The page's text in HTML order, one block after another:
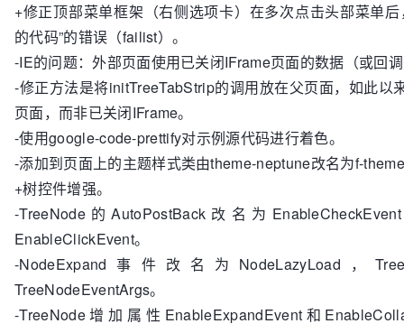
+修正顶部菜单框架（右侧选项卡）在多次点击头部菜单
的代码”的错误（failist）。
-IE的问题：外部页面使用已关闭IFrame页面的数据（或回
-修正方法是将initTreeTabStrip的调用放在父页面，如此以
页面，而非已关闭IFrame。
-使用google-code-prettify对示例源代码进行着色。
-添加到页面上的主题样式类由theme-neptune改名为f-
+树控件增强。
-TreeNode的AutoPostBack改名为
EnableClickEvent。
-NodeExpand事件改名为NodeLazyLoad，
TreeNodeEventArgs。
-TreeNode增加属性EnableExpandEvent和